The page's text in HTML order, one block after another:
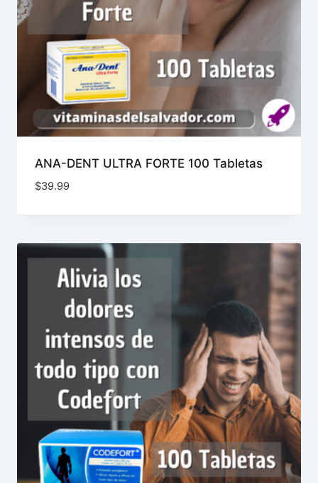
ANA-DENT ULTRA FORTE 100 Tabletas
$39.99